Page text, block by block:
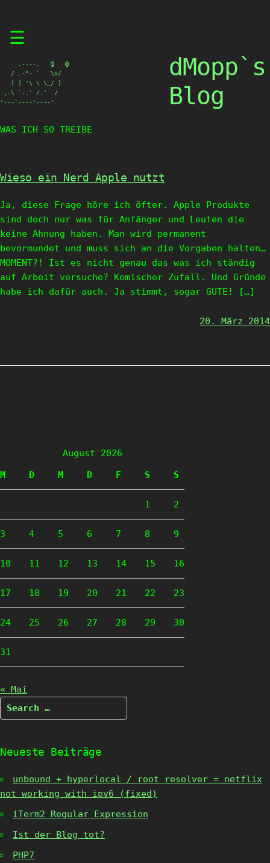
☰
     .----.   @   @
   / .-"-.`.  \v/
   | | '\ \ \_/ )
,-\ `-.' /.'  /
'---`----'----'
dMopp`s
Blog
WAS ICH SO TREIBE
Wieso ein Nerd Apple nutzt
Ja, diese Frage höre ich öfter. Apple Produkte
sind doch nur was für Anfänger und Leuten die
keine Ahnung haben. Man wird permanent
bevormundet und muss sich an die Vorgaben halten…
MOMENT?! Ist es nicht genau das was ich ständig
auf Arbeit versuche? Komischer Zufall. Und Gründe
habe ich dafür auch. Ja stimmt, sogar GUTE! […]
20. März 2014
August 2026
M
D M D F S S
1 2
3 4 5 6 7 8 9
10 11 12 13 14 15 16
17 18 19 20 21 22 23
24 25 26 27 28 29 30
31
« Mai
Search
for:
Neueste Beiträge
unbound + hyperlocal / root resolver = netflix
not working with ipv6 (fixed)
iTerm2 Regular Expression
Ist der Blog tot?
PHP7